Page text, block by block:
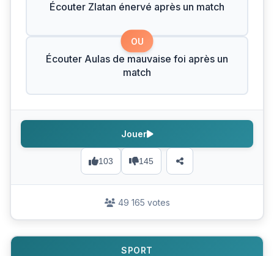
Écouter Zlatan énervé après un match
OU
Écouter Aulas de mauvaise foi après un
match
103 145
Jouer
49 165 votes
SPORT